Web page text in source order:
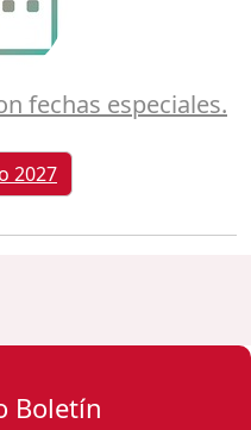
fechas especiales.
2027
Boletín